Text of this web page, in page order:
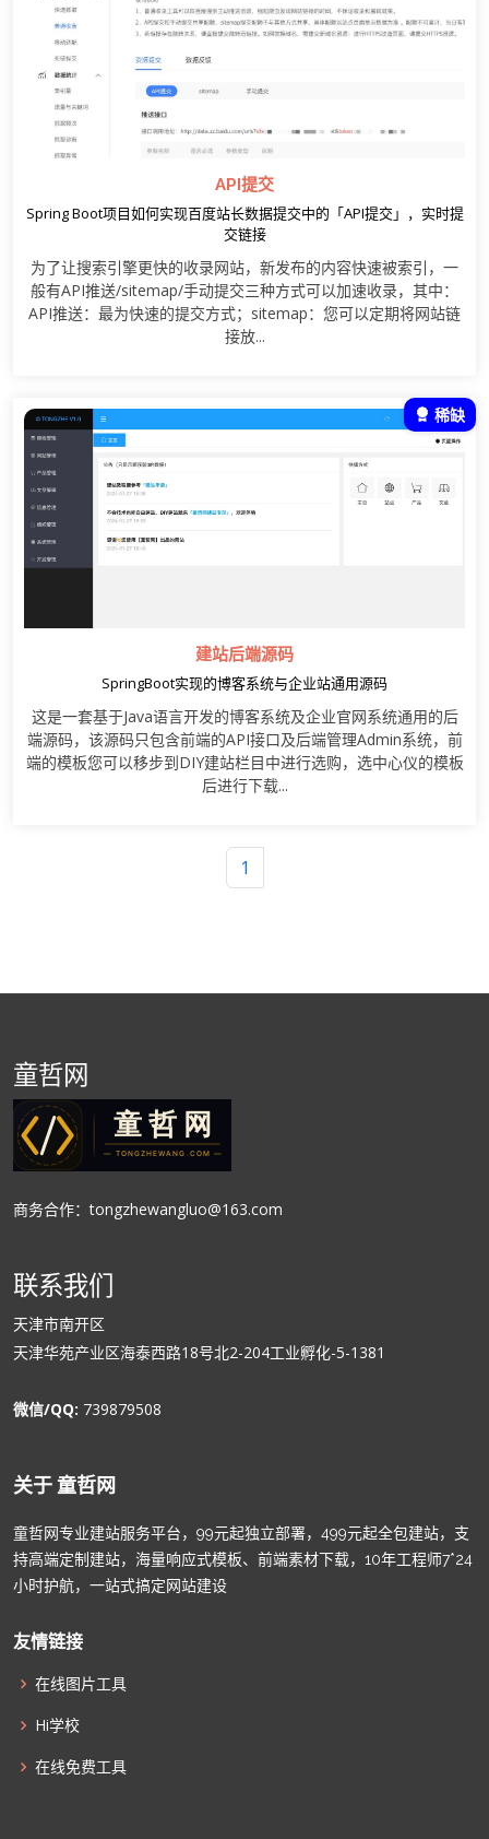
API提交
Spring Boot项目如何实现百度站长数据提交中的「API提交」，实时提
交链接
为了让搜索引擎更快的收录网站，新发布的内容快速被索引，一
般有API推送/sitemap/手动提交三种方式可以加速收录，其中：
API推送：最为快速的提交方式；sitemap：您可以定期将网站链
接放...
稀缺
建站后端源码
SpringBoot实现的博客系统与企业站通用源码
这是一套基于Java语言开发的博客系统及企业官网系统通用的后
端源码，该源码只包含前端的API接口及后端管理Admin系统，前
端的模板您可以移步到DIY建站栏目中进行选购，选中心仪的模板
后进行下载...
1
童哲网
商务合作：tongzhewangluo@163.com
联系我们
天津市南开区
天津华苑产业区海泰西路18号北2-204工业孵化-5-1381
微信/QQ: 739879508
关于 童哲网
童哲网专业建站服务平台，99元起独立部署，499元起全包建站，支
持高端定制建站，海量响应式模板、前端素材下载，10年工程师7*24
小时护航，一站式搞定网站建设
友情链接
在线图片工具
Hi学校
在线免费工具